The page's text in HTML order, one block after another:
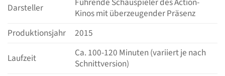
Darsteller
Kinos mit überzeugender Präsenz
Produktionsjahr
2015
Laufzeit
Ca. 100-120 Minuten (variiert je nach
Schnittversion)